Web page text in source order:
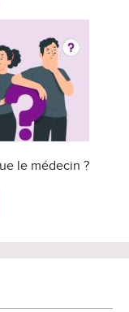
le médecin ?